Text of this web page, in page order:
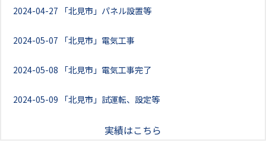
2024-04-27 「北見市」パネル設置等
2024-05-07 「北見市」電気工事
2024-05-08 「北見市」電気工事完了
2024-05-09 「北見市」試運転、設定等
実績はこちら